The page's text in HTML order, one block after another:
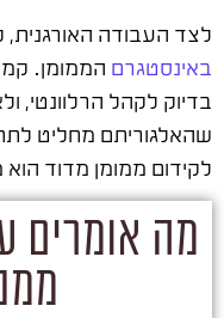
לצד העבודה
באינסטגרם הממומן.
בדיוק לקהל
שהאלגוריתם מחליט לתת.
לקידום ממומן מדוד
מה אומרים